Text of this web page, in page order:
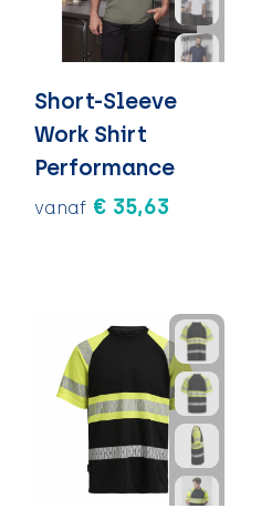
Short-Sleeve
Work Shirt
Performance
vanaf € 35,63